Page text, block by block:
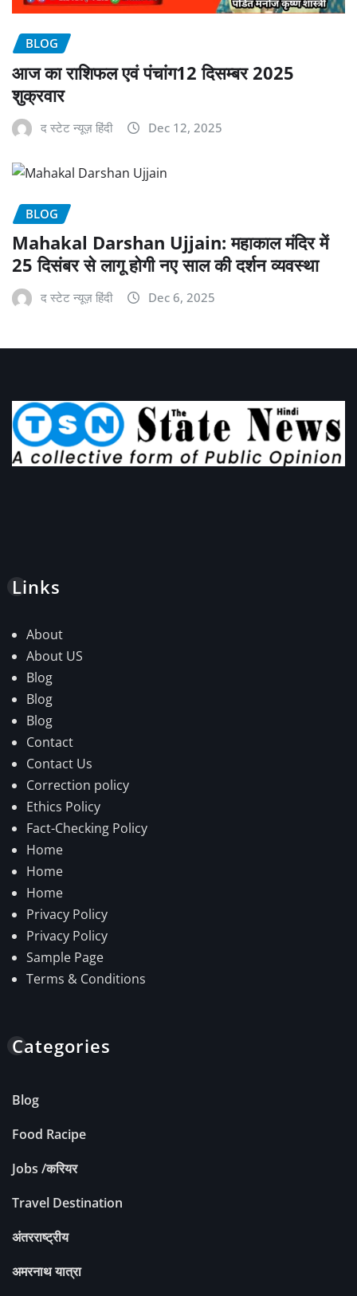
BLOG
आज का राशिफल एवं पंचांग12 दिसम्बर 2025
शुक्रवार
द स्टेट न्यूज़ हिंदी Dec 12, 2025
BLOG
Mahakal Darshan Ujjain: महाकाल मंदिर में
25 दिसंबर से लागू होगी नए साल की दर्शन व्यवस्था
द स्टेट न्यूज़ हिंदी Dec 6, 2025
Links
About
About US
Blog
Blog
Blog
Contact
Contact Us
Correction policy
Ethics Policy
Fact-Checking Policy
Home
Home
Home
Privacy Policy
Privacy Policy
Sample Page
Terms & Conditions
Categories
Blog
Food Racipe
Jobs /करियर
Travel Destination
अंतरराष्ट्रीय
अमरनाथ यात्रा